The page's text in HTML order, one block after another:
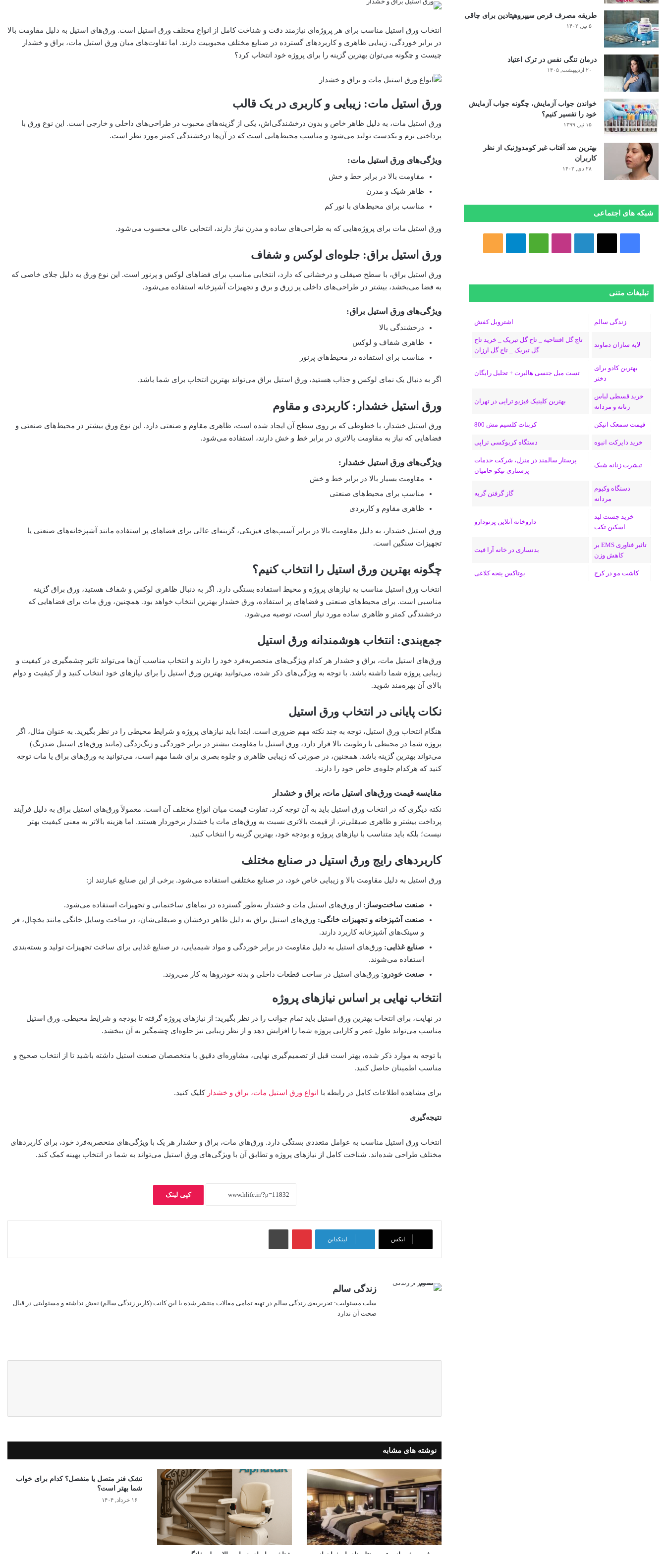
انتخاب ورق استیل مناسب برای هر پروژه‌ای نیازمند دقت و شناخت کامل از انواع مختلف ورق استیل است. ورق‌های استیل به دلیل مقاومت بالا
در برابر خوردگی، زیبایی ظاهری و کاربردهای گسترده در صنایع مختلف محبوبیت دارند. اما تفاوت‌های میان ورق استیل مات، براق و خشدار
چیست و چگونه می‌توان بهترین گزینه را برای پروژه خود انتخاب کرد؟
ورق استیل مات: زیبایی و کاربری در یک قالب
ورق استیل مات، به دلیل ظاهر خاص و بدون درخشندگی‌اش، یکی از گزینه‌های محبوب در طراحی‌های داخلی و خارجی است. این نوع ورق با
پرداختی نرم و یکدست تولید می‌شود و مناسب محیط‌هایی است که در آن‌ها درخشندگی کمتر مورد نظر است.
ویژگی‌های ورق استیل مات:
مقاومت بالا در برابر خط و خش
ظاهر شیک و مدرن
مناسب برای محیط‌های با نور کم
ورق استیل مات برای پروژه‌هایی که به طراحی‌های ساده و مدرن نیاز دارند، انتخابی عالی محسوب می‌شود.
ورق استیل براق: جلوه‌ای لوکس و شفاف
ورق استیل براق، با سطح صیقلی و درخشانی که دارد، انتخابی مناسب برای فضاهای لوکس و پرنور است. این نوع ورق به دلیل جلای خاصی که
به فضا می‌بخشد، بیشتر در طراحی‌های داخلی پر زرق و برق و تجهیزات آشپزخانه استفاده می‌شود.
ویژگی‌های ورق استیل براق:
درخشندگی بالا
ظاهری شفاف و لوکس
مناسب برای استفاده در محیط‌های پرنور
اگر به دنبال یک نمای لوکس و جذاب هستید، ورق استیل براق می‌تواند بهترین انتخاب برای شما باشد.
ورق استیل خشدار: کاربردی و مقاوم
ورق استیل خشدار، با خطوطی که بر روی سطح آن ایجاد شده است، ظاهری مقاوم و صنعتی دارد. این نوع ورق بیشتر در محیط‌های صنعتی و
فضاهایی که نیاز به مقاومت بالاتری در برابر خط و خش دارند، استفاده می‌شود.
ویژگی‌های ورق استیل خشدار:
مقاومت بسیار بالا در برابر خط و خش
مناسب برای محیط‌های صنعتی
ظاهری مقاوم و کاربردی
ورق استیل خشدار، به دلیل مقاومت بالا در برابر آسیب‌های فیزیکی، گزینه‌ای عالی برای فضاهای پر استفاده مانند آشپزخانه‌های صنعتی یا
تجهیزات سنگین است.
چگونه بهترین ورق استیل را انتخاب کنیم؟
انتخاب ورق استیل مناسب به نیازهای پروژه و محیط استفاده بستگی دارد. اگر به دنبال ظاهری لوکس و شفاف هستید، ورق براق گزینه
مناسبی است. برای محیط‌های صنعتی و فضاهای پر استفاده، ورق خشدار بهترین انتخاب خواهد بود. همچنین، ورق مات برای فضاهایی که
درخشندگی کمتر و ظاهری ساده مورد نیاز است، توصیه می‌شود.
جمع‌بندی: انتخاب هوشمندانه ورق استیل
ورق‌های استیل مات، براق و خشدار هر کدام ویژگی‌های منحصربه‌فرد خود را دارند و انتخاب مناسب آن‌ها می‌تواند تاثیر چشمگیری در کیفیت و
زیبایی پروژه شما داشته باشد. با توجه به ویژگی‌های ذکر شده، می‌توانید بهترین ورق استیل را برای نیازهای خود انتخاب کنید و از کیفیت و دوام
بالای آن بهره‌مند شوید.
نکات پایانی در انتخاب ورق استیل
هنگام انتخاب ورق استیل، توجه به چند نکته مهم ضروری است. ابتدا باید نیازهای پروژه و شرایط محیطی را در نظر بگیرید. به عنوان مثال، اگر
پروژه شما در محیطی با رطوبت بالا قرار دارد، ورق استیل با مقاومت بیشتر در برابر خوردگی و زنگ‌زدگی (مانند ورق‌های استیل ضدزنگ)
می‌تواند بهترین گزینه باشد. همچنین، در صورتی که زیبایی ظاهری و جلوه بصری برای شما مهم است، می‌توانید به ورق‌های براق یا مات توجه
کنید که هرکدام جلوه‌ی خاص خود را دارند.
مقایسه قیمت ورق‌های استیل مات، براق و خشدار
نکته دیگری که در انتخاب ورق استیل باید به آن توجه کرد، تفاوت قیمت میان انواع مختلف آن است. معمولاً ورق‌های استیل براق به دلیل فرآیند
پرداخت بیشتر و ظاهری صیقلی‌تر، از قیمت بالاتری نسبت به ورق‌های مات یا خشدار برخوردار هستند. اما هزینه‌ بالاتر به معنی کیفیت بهتر
نیست؛ بلکه باید متناسب با نیازهای پروژه و بودجه‌ خود، بهترین گزینه را انتخاب کنید.
کاربردهای رایج ورق استیل در صنایع مختلف
ورق استیل به دلیل مقاومت بالا و زیبایی خاص خود، در صنایع مختلفی استفاده می‌شود. برخی از این صنایع عبارتند از:
صنعت ساخت‌وساز: از ورق‌های استیل مات و خشدار به‌طور گسترده در نماهای ساختمانی و تجهیزات استفاده می‌شود.
صنعت آشپزخانه و تجهیزات خانگی: ورق‌های استیل براق به دلیل ظاهر درخشان و صیقلی‌شان، در ساخت وسایل خانگی مانند یخچال، فر
و سینک‌های آشپزخانه کاربرد دارند.
صنایع غذایی: ورق‌های استیل به دلیل مقاومت در برابر خوردگی و مواد شیمیایی، در صنایع غذایی برای ساخت تجهیزات تولید و بسته‌بندی
استفاده می‌شوند.
صنعت خودرو: ورق‌های استیل در ساخت قطعات داخلی و بدنه خودروها به کار می‌روند.
انتخاب نهایی بر اساس نیازهای پروژه
در نهایت، برای انتخاب بهترین ورق استیل باید تمام جوانب را در نظر بگیرید: از نیازهای پروژه گرفته تا بودجه و شرایط محیطی. ورق استیل
مناسب می‌تواند طول عمر و کارایی پروژه شما را افزایش دهد و از نظر زیبایی نیز جلوه‌ای چشمگیر به آن ببخشد.
با توجه به موارد ذکر شده، بهتر است قبل از تصمیم‌گیری نهایی، مشاوره‌ای دقیق با متخصصان صنعت استیل داشته باشید تا از انتخاب صحیح و
مناسب اطمینان حاصل کنید.
برای مشاهده اطلاعات کامل در رابطه با انواع ورق استیل مات، براق و خشدار کلیک کنید.
نتیجه‌گیری
انتخاب ورق استیل مناسب به عوامل متعددی بستگی دارد. ورق‌های مات، براق و خشدار هر یک با ویژگی‌های منحصربه‌فرد خود، برای کاربردهای
مختلف طراحی شده‌اند. شناخت کامل از نیازهای پروژه و تطابق آن با ویژگی‌های ورق استیل می‌تواند به شما در انتخاب بهینه کمک کند.
کپی لینک
ایکس لینکداین
پینتریستچاپ
زندگی سالم
سلب‌ مسئولیت: تحریریه‌ی زندگی سالم در تهیه‌ تمامی مقالات منتشر شده با این کانت (کاربر زندگی سالم) نقش نداشته و مسئولیتی در قبال
صحت آن ندارد
نوشته های مشابه
تشک فنر متصل یا منفصل؟ کدام برای خواب
شما بهتر است؟
۱۶ خرداد, ۱۴۰۴
طریقه مصرف قرص سیپروهپتادین برای چاقی
۵ تیر, ۱۴۰۲
درمان تنگی نفس در ترک اعتیاد
۲۰ اردیبهشت, ۱۴۰۵
خواندن جواب آزمایش، چگونه جواب آزمایش
خود را تفسیر کنیم؟
۱۵ تیر, ۱۳۹۹
بهترین ضد آفتاب غیر کومدوژنیک از نظر
کاربران
۲۸ دی, ۱۴۰۲
شبکه های اجتماعی
تبلیغات متنی
زندگی سالم اشتروبل کفش
لایه سازان دماوند
تاج گل افتتاحیه _ تاج گل تبریک _ خرید تاج
گل تبریک _ تاج گل ارزان
بهترین کادو برای
دختر
تست میل جنسی هالبرت + تحلیل رایگان
خرید قسطی لباس
زنانه و مردانه
بهترین کلینیک فیزیو تراپی در تهران
قیمت سمعک اتیکن کربنات کلسیم مش 800
خرید دایرکت انبوه دستگاه کربوکسی تراپی
تیشرت زنانه شیک
پرستار سالمند در منزل، شرکت خدمات
پرستاری نیکو حامیان
دستگاه وکیوم
مردانه
گاز گرفتن گربه
خرید چست لید
اسکین تکت
داروخانه آنلاین پرتودارو
تاثیر فناوری EMS بر
کاهش وزن
بدنسازی در خانه آرا فیت
کاشت مو در کرج بوتاکس پنجه کلاغی